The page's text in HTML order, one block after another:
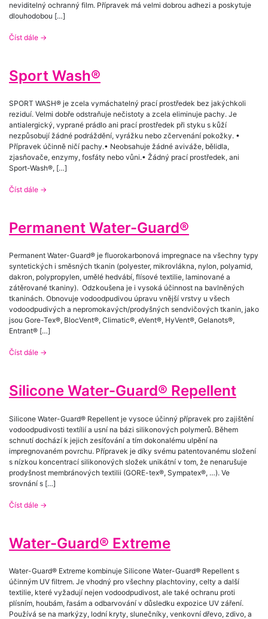
neviditelný ochranný film. Přípravek má velmi dobrou adhezi a poskytuje
dlouhodobou […]
Číst dále →
Sport Wash®
SPORT WASH® je zcela vymáchatelný prací prostředek bez jakýchkoli
reziduí. Velmi dobře odstraňuje nečistoty a zcela eliminuje pachy. Je
antialergický, vyprané prádlo ani prací prostředek při styku s kůží
nezpůsobují žádné podráždění, vyrážku nebo zčervenání pokožky. •
Přípravek účinně ničí pachy.• Neobsahuje žádné aviváže, bělidla,
zjasňovače, enzymy, fosfáty nebo vůni.• Žádný prací prostředek, ani
Sport-Wash®, […]
Číst dále →
Permanent Water-Guard®
Permanent Water-Guard® je fluorokarbonová impregnace na všechny typy
syntetických i směsných tkanin (polyester, mikrovlákna, nylon, polyamid,
dakron, polypropylen, umělé hedvábí, flísové textilie, laminované a
zátěrované tkaniny). Odzkoušena je i vysoká účinnost na bavlněných
tkaninách. Obnovuje vodoodpudivou úpravu vnější vrstvy u všech
vodoodpudivých a nepromokavých/prodyšných sendvičových tkanin, jako
jsou Gore-Tex®, BlocVent®, Climatic®, eVent®, HyVent®, Gelanots®,
Entrant® […]
Číst dále →
Silicone Water-Guard® Repellent
Silicone Water-Guard® Repellent je vysoce účinný přípravek pro zajištění
vodoodpudivosti textílií a usní na bázi silikonových polymerů. Během
schnutí dochází k jejich zesíťování a tím dokonalému ulpění na
impregnovaném povrchu. Přípravek je díky svému patentovanému složení
s nízkou koncentrací silikonových složek unikátní v tom, že nenarušuje
prodyšnost membránových textilii (GORE-tex®, Sympatex®, …). Ve
srovnání s […]
Číst dále →
Water-Guard® Extreme
Water-Guard® Extreme kombinuje Silicone Water-Guard® Repellent s
účinným UV filtrem. Je vhodný pro všechny plachtoviny, celty a další
textilie, které vyžadují nejen vodoodpudivost, ale také ochranu proti
plísním, houbám, řasám a odbarvování v důsledku expozice UV záření.
Používá se na markýzy, lodní kryty, slunečníky, venkovní dřevo, zdivo, a